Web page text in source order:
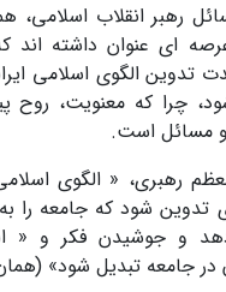
رهبر انقلاب اسلامی،
ای عنوان داشته اند
تدوین الگوی اسلامی
چرا که معنویت، روح
و مسائل است.
رهبری، « الگوی
تدوین شود که جامعه
و جوشیدن فکر و «
در جامعه تبدیل شود»